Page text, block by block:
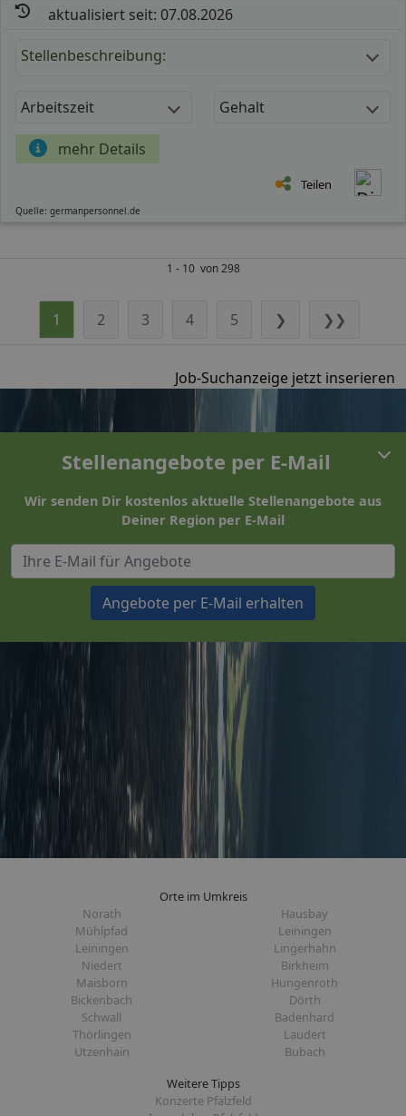
aktualisiert seit: 07.08.2026
Stellenbeschreibung:
Arbeitszeit Gehalt
mehr Details
Teilen
Quelle: germanpersonnel.de
1 - 10 von 298
1 2 3 4 5 ❯ ❯❯
Job-Suchanzeige jetzt inserieren
Stellenangebote per E-Mail
Wir senden Dir kostenlos aktuelle Stellenangebote aus
Deiner Region per E-Mail
Angebote per E-Mail erhalten
Orte im Umkreis
Norath
Hausbay
Mühlpfad
Leiningen
Leiningen
Lingerhahn
Niedert
Birkheim
Maisborn
Hungenroth
Bickenbach
Dörth
Schwall
Badenhard
Thörlingen
Laudert
Utzenhain
Bubach
Weitere Tipps
Konzerte Pfalzfeld